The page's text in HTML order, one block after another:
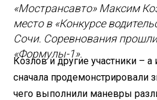
«Мострансавто» Максим
место в «Конкурсе
Сочи. Соревнования
«Формулы-1».
Козлов и другие участники –
сначала продемонстрировали
чего выполнили маневры